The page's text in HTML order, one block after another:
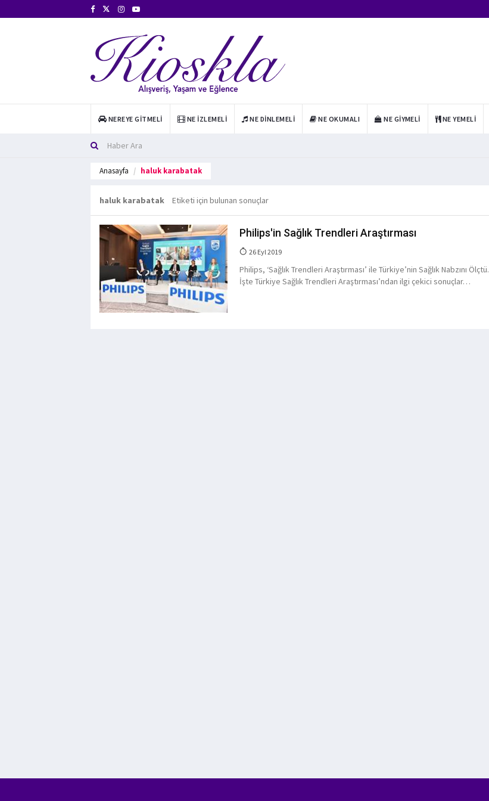
NEREYE GITMELI NE İZLEMELI NE DINLEMELI NE OKUMALI NE GIYMELI NE YEMELI
Anasayfa haluk karabatak
haluk karabatak Etiketi için bulunan sonuçlar
Philips'in Sağlık Trendleri Araştırması
26 Eyl 2019
Philips, ‘Sağlık Trendleri Araştırması’ ile Türkiye’nin Sağlık Nabzını Ölçtü.
İşte Türkiye Sağlık Trendleri Araştırması’ndan ilgi çekici sonuçlar…